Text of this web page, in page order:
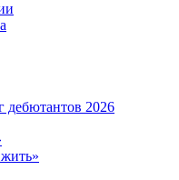
дебютантов 2026